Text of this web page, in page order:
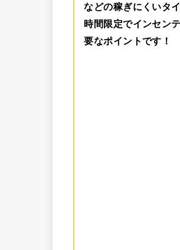
などの稼ぎにくいタ
時間限定でインセン
要なポイントです！